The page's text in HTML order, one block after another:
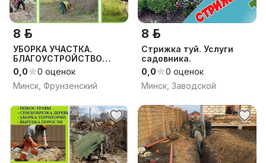
8 р.
УБОРКА УЧАСТКА.
БЛАГОУСТРОЙСТВО
УЧАСТКА.
0,0
0 оценок
Минск, Фрунзенский
8 р.
Стрижка туй. Услуги
садовника.
0,0
0 оценок
Минск, Заводской